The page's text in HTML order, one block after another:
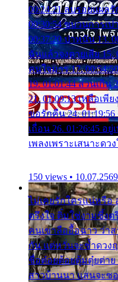
00:24:21 ลบรอยแผล
00:30:54 ขบวนการเป
00:37:20 ปาหนัน 13.
ฉันแล้วจงตายเสีย 15.
คนใจมาร 17.
19. 01:01:44 ส่วนเกิ
21. 01:09:13 เหลือเพีย
ขอรักคืน 24.
เถื่อน 26. 01:26:45 อยู่
เพลงเพราะเสนาะดว
150 views • 10.07.2569
ไม่เคยรักใครแน่หรือ
ตรึงใจ ติ๋มใช่งามซึ้ง
คนเขาลืออื้อฉาว ว่า
กัน แต่หวั่นจะช้ำดวง
ชื่อต๋อยต้อยตุ้มตุ๋ยต่าย
สาวบ้านนา แสนจะซ